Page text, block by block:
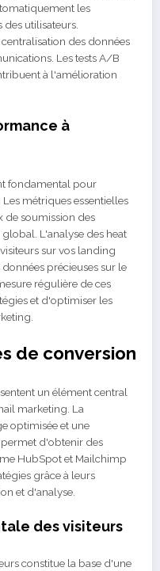
les
utilisateurs.
des données
Les tests A/B
à l'amélioration
à
fondamental pour
métriques essentielles
de soumission des
L'analyse des heat
sur vos landing
précieuses sur le
régulière de ces
et d'optimiser les
de conversion
un élément central
marketing. La
optimisée et une
d'obtenir des
HubSpot et Mailchimp
grâce à leurs
et d'analyse.
des visiteurs
constitue la base d'une